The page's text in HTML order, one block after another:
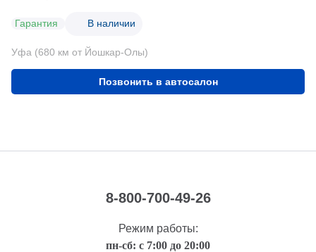
Гарантия В наличии
Уфа (680 км от Йошкар-Олы)
Позвонить в автосалон
8-800-700-49-26
Режим работы:
пн-сб: с 7:00 до 20:00